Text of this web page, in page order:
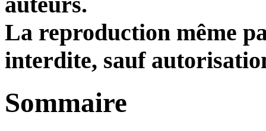
La reproduction même
interdite, sauf
Sommaire